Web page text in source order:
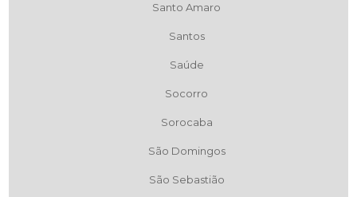
Santo Amaro
Santos
Saúde
Socorro
Sorocaba
São Domingos
São Sebastião